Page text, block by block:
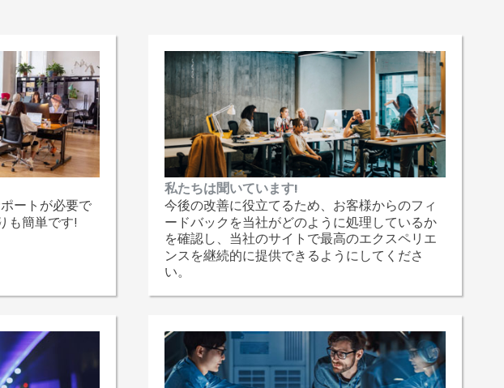
ートが必要で
も簡単です!
私たちは聞いています!
今後の改善に役立てるため、お客様からのフィ
ードバックを当社がどのように処理しているか
を確認し、当社のサイトで最高のエクスペリエ
ンスを継続的に提供できるようにしてくださ
い。